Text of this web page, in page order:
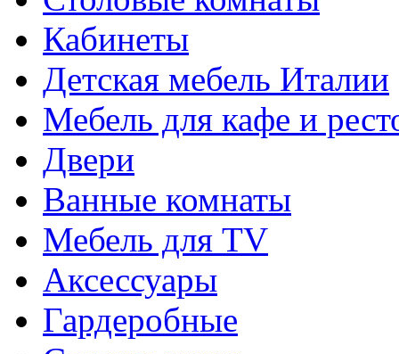
Кабинеты
Детская мебель Италии
Мебель для кафе и
Двери
Ванные комнаты
Мебель для TV
Аксессуары
Гардеробные